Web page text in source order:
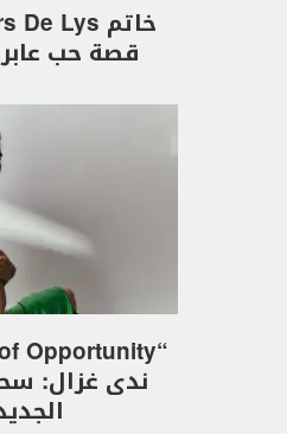
قصة حب
ندى غزال: